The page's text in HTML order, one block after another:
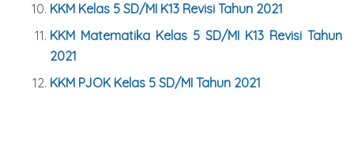
KKM Kelas 5 SD/MI K13 Revisi Tahun 2021
KKM Matematika Kelas 5 SD/MI K13 Revisi Tahun
2021
KKM PJOK Kelas 5 SD/MI Tahun 2021